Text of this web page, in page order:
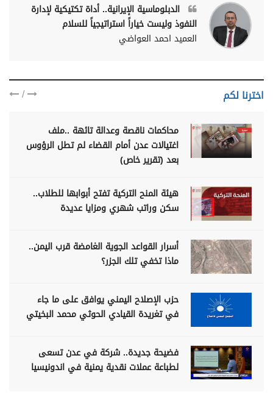
الدبلوماسية الإيرانية.. أداة تكتيكية لإدارة
النفوذ وليست خياراً استراتيجياً للسلام
العميد احمد العواضي
اخترنا لكم /
محاكمات ناقصة وعدالة تائهة ..ملف
اغتيالات عدن أمام القضاء لم تطل الرؤوس
بعد (تقرير خاص)
هيئة المنح التركية تفتح أبوابها للطلاب..
سكن وراتب شهري ومزايا عديدة
أسرار القواعد الجوية الغامضة قرب اليمن..
ماذا تخفي تلك الجزر؟
حزب الإصلاح اليمني يوافق على ما جاء
في تغريدة القيادي الحوثي محمد البخيتي
فضيحة جديدة.. شركة في عدن تسعى
لطباعة عملات نقدية يمنية في اندونيسيا